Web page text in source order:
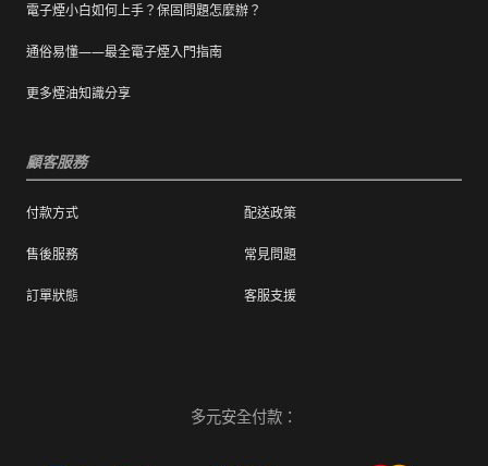
電子煙小白如何上手？保固問題怎麼辦？
通俗易懂——最全電子煙入門指南
更多煙油知識分享
顧客服務
付款方式 配送政策
售後服務 常見問題
訂單狀態 客服支援
多元安全付款：